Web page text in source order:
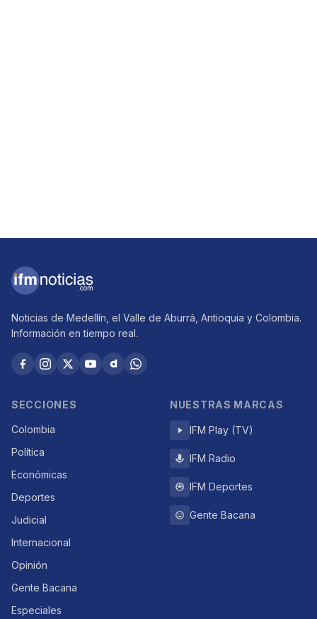
Noticias de Medellín, el Valle de Aburrá, Antioquia y Colombia.
Información en tiempo real.
SECCIONES
Colombia
Política
Económicas
Deportes
Judicial
Internacional
Opinión
Gente Bacana
Especiales
NUESTRAS MARCAS
IFM Play (TV)
IFM Radio
IFM Deportes
Gente Bacana